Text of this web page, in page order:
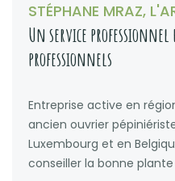
STÉPHANE MRAZ,
Un service
professionnels
Entreprise active en
ancien ouvrier
Luxembourg et en
conseiller la bonne